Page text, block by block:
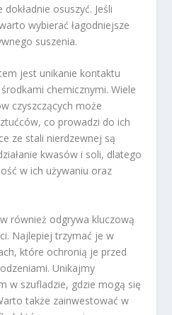
osuszyć. Jeśli
wybierać łagodniejsze
suszenia.
jest unikanie kontaktu
chemicznymi. Wiele
czyszczących może
co prowadzi do ich
ze stali nierdzewnej są
kwasów i soli, dlatego
w ich używaniu oraz
również odgrywa kluczową
Najlepiej trzymać je w
które ochronią je przed
Unikajmy
w szufladzie, gdzie mogą się
także zainwestować w